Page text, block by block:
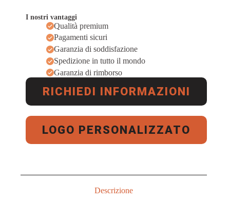
I nostri vantaggi
Qualità premium
Pagamenti sicuri
Garanzia di soddisfazione
Spedizione in tutto il mondo
Garanzia di rimborso
RICHIEDI INFORMAZIONI
LOGO PERSONALIZZATO
Descrizione